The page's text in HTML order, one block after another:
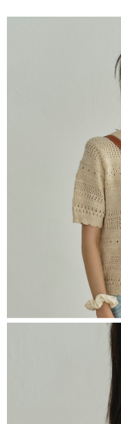
５．嚴禁一人註冊多個帳號